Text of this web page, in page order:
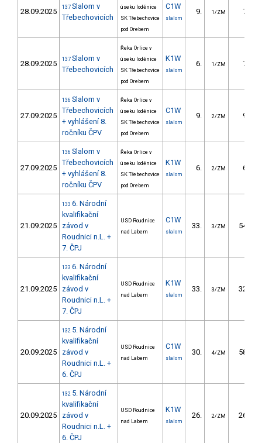
28.09.2025 137 Slalom v
Třebechovicích
úseku loděnice
SK Třebechovice
pod Orebem
C1W
slalom
9. 1/ZM 7.90
28.09.2025 137 Slalom v
Třebechovicích
Řeka Orlice v
úseku loděnice
SK Třebechovice
pod Orebem
K1W
slalom
6. 1/ZM 7.20
27.09.2025
136 Slalom v
Třebechovicích
+ vyhlášení 8.
ročníku ČPV
Řeka Orlice v
úseku loděnice
SK Třebechovice
pod Orebem
C1W
slalom
9. 2/ZM 9.60
27.09.2025
136 Slalom v
Třebechovicích
+ vyhlášení 8.
ročníku ČPV
Řeka Orlice v
úseku loděnice
SK Třebechovice
pod Orebem
K1W
slalom
6. 2/ZM 6.30
21.09.2025
133 6. Národní
kvalifikační
závod v
Roudnici n.L. +
7. ČPJ
USD Roudnice
nad Labem
C1W
slalom
33. 3/ZM 54.09
21.09.2025
133 6. Národní
kvalifikační
závod v
Roudnici n.L. +
7. ČPJ
USD Roudnice
nad Labem
K1W
slalom
33. 3/ZM 32.35
20.09.2025
132 5. Národní
kvalifikační
závod v
Roudnici n.L. +
6. ČPJ
USD Roudnice
nad Labem
C1W
slalom
30. 4/ZM 58.12
20.09.2025
132 5. Národní
kvalifikační
závod v
Roudnici n.L. +
6. ČPJ
USD Roudnice
nad Labem
K1W
slalom
26. 2/ZM 26.04